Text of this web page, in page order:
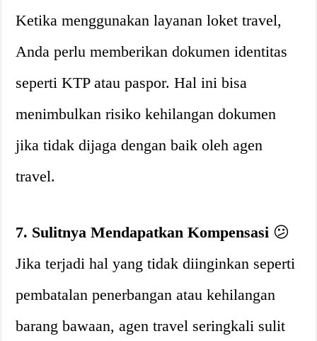
Ketika menggunakan layanan loket travel,
Anda perlu memberikan dokumen identitas
seperti KTP atau paspor. Hal ini bisa
menimbulkan risiko kehilangan dokumen
jika tidak dijaga dengan baik oleh agen
travel.
7. Sulitnya Mendapatkan Kompensasi 😕
Jika terjadi hal yang tidak diinginkan seperti
pembatalan penerbangan atau kehilangan
barang bawaan, agen travel seringkali sulit